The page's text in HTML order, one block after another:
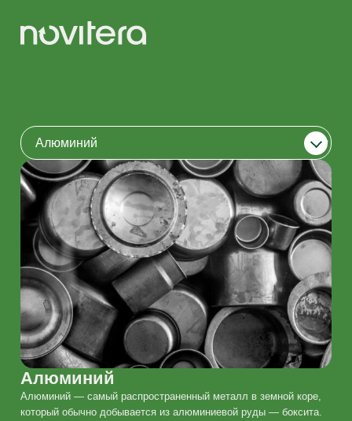
Алюминий
Алюминий — самый распространенный металл в земной коре,
который обычно добывается из алюминиевой руды — боксита.